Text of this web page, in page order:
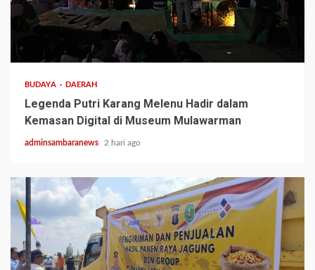
BUDAYA DAERAH
Legenda Putri Karang Melenu Hadir dalam
Kemasan Digital di Museum Mulawarman
adminsambaranews 2 hari ago